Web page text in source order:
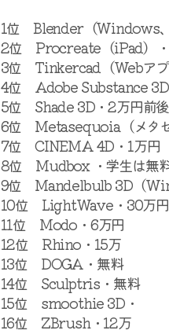
1位 Blender（Windows
2位 Procreate（iPad）・
3位 Tinkercad（Webアプ
4位 Adobe Substance
5位 Shade 3D・2万円前後
6位 Metasequoia（メタ
7位 CINEMA 4D・1万円
8位 Mudbox ・学生は無
9位 Mandelbulb 3D（
10位 LightWave・30万円
11位 Modo・6万円
12位 Rhino・15万
13位 DOGA・無料
14位 Sculptris・無料
15位 smoothie 3D・
16位 ZBrush・12万